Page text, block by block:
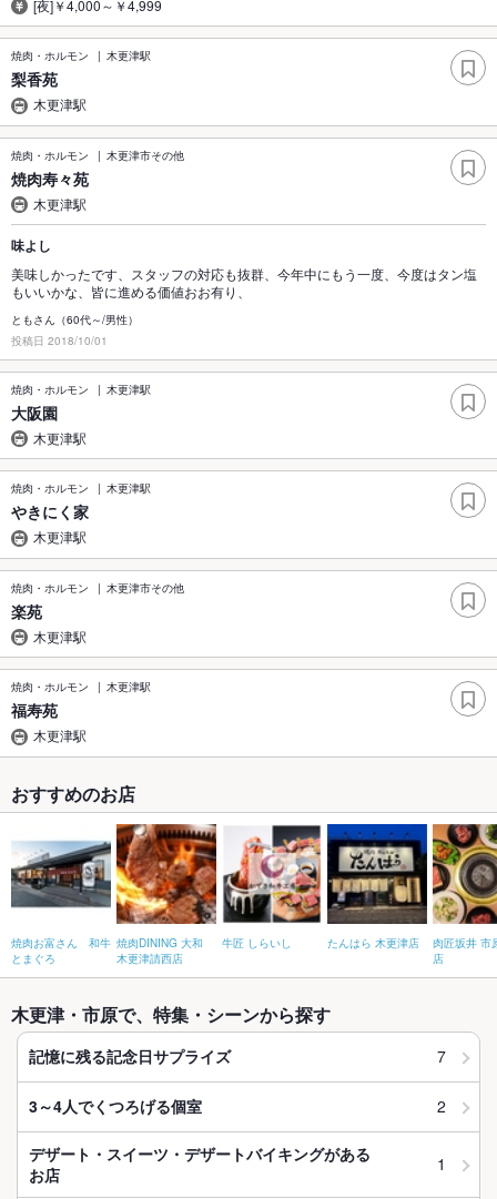
[夜]￥4,000～￥4,999
焼肉・ホルモン 木更津駅
梨香苑
木更津駅
焼肉・ホルモン 木更津市その他
焼肉寿々苑
木更津駅
味よし
美味しかったです、スタッフの対応も抜群、今年中にもう一度、今度はタン塩
もいいかな、皆に進める価値おお有り、
ともさん（60代～/男性）
投稿日 2018/10/01
焼肉・ホルモン 木更津駅
大阪園
木更津駅
焼肉・ホルモン 木更津駅
やきにく家
木更津駅
焼肉・ホルモン 木更津市その他
楽苑
木更津駅
焼肉・ホルモン 木更津駅
福寿苑
木更津駅
おすすめのお店
焼肉お富さん 和牛
とまぐろ
焼肉DINING 大和
木更津請西店
牛匠 しらいし たんはら 木更津店
肉匠坂井 市
店
木更津・市原で、特集・シーンから探す
記憶に残る記念日サプライズ 7
3～4人でくつろげる個室 2
デザート・スイーツ・デザートバイキングがある
お店
1